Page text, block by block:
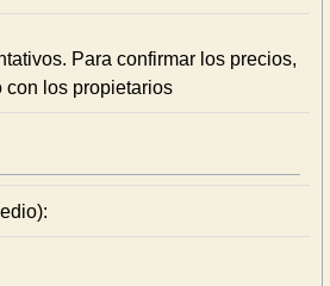
Para confirmar los precios,
con los propietarios